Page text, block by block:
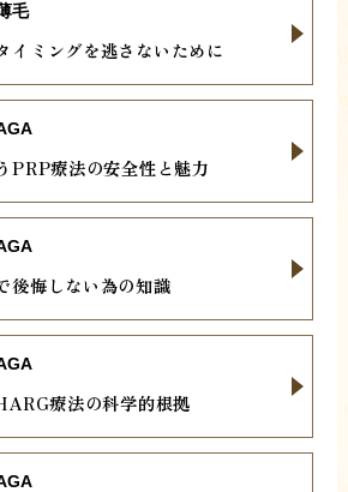
イミングを逃さないために
毛
PRP療法の安全性と魅力
後悔しない為の知識
療法の科学的根拠